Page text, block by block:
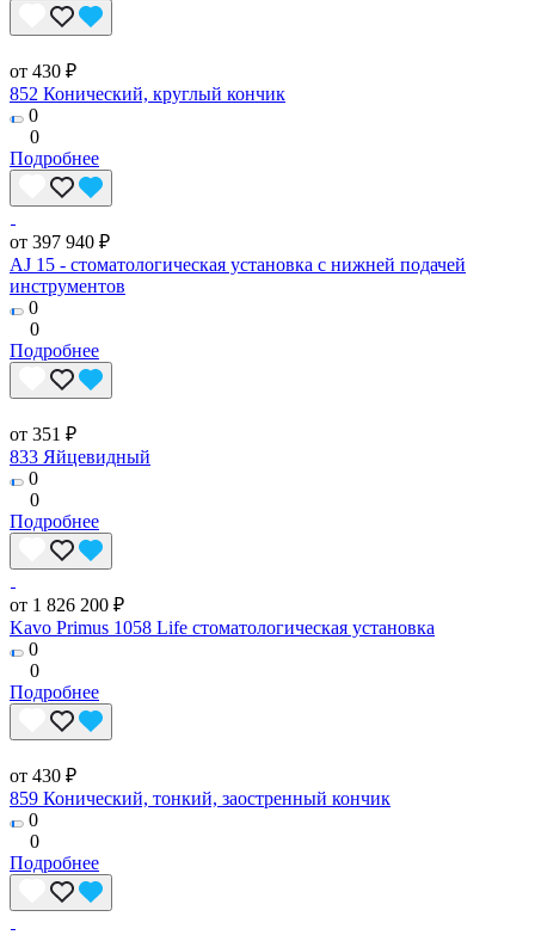
от 430 ₽
852 Конический, круглый кончик
0
0
Подробнее
от 397 940 ₽
AJ 15 - стоматологическая установка с нижней подачей
инструментов
0
0
Подробнее
от 351 ₽
833 Яйцевидный
0
0
Подробнее
от 1 826 200 ₽
Kavo Primus 1058 Life стоматологическая установка
0
0
Подробнее
от 430 ₽
859 Конический, тонкий, заостренный кончик
0
0
Подробнее